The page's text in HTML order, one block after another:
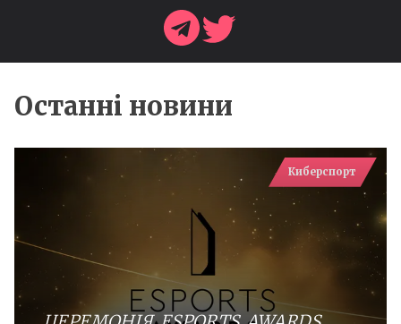
Останні новини
Киберспорт